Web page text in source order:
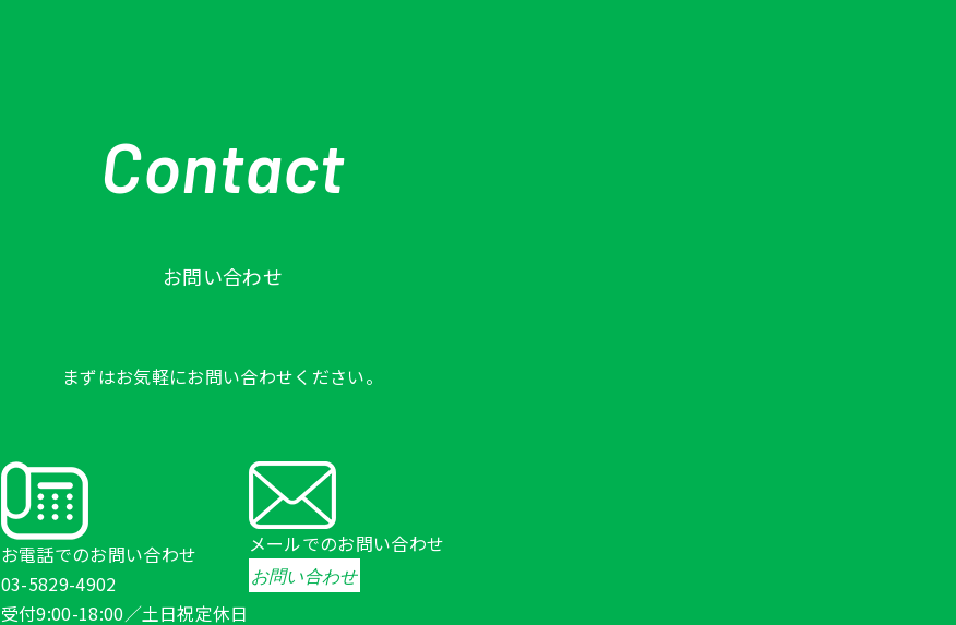
Contact
お問い合わせ
まずはお気軽にお問い合わせください。
お電話でのお問い合わせ
03-5829-4902
受付9:00-18:00／土日祝定休日
メールでのお問い合わせ
お問い合わせ